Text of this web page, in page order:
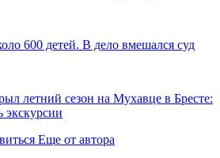
600 детей. В дело вмешался суд
летний сезон на Мухавце в Бресте:
экскурсии
Еще от автора